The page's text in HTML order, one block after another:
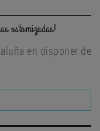
ostomizadas!
en disponer de